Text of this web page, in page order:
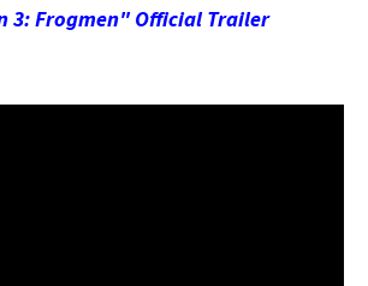
3: Frogmen" Official Trailer